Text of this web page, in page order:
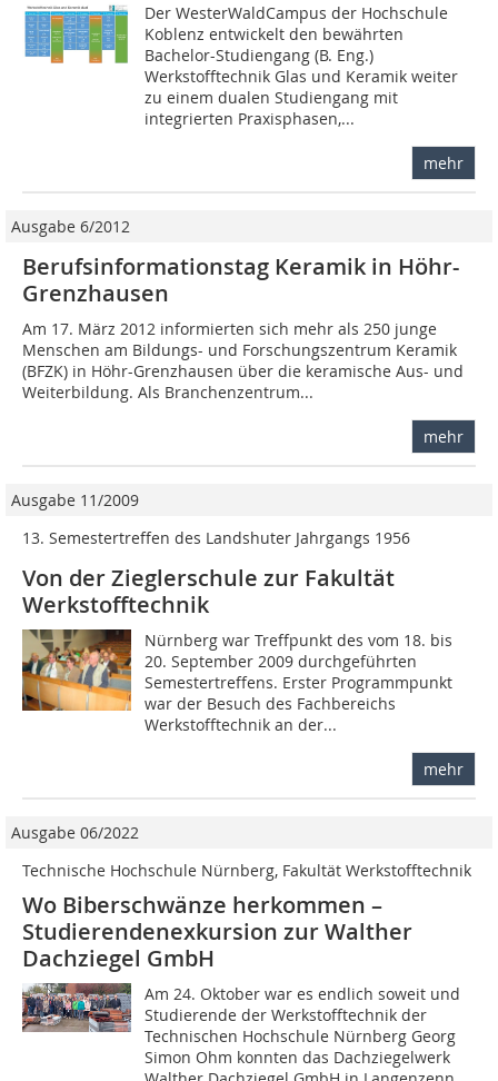
Der WesterWaldCampus der Hochschule
Koblenz entwickelt den bewährten
Bachelor-Studiengang (B. Eng.)
Werkstofftechnik Glas und Keramik weiter
zu einem dualen Studiengang mit
integrierten Praxisphasen,...
mehr
Ausgabe 6/2012
Berufsinformationstag Keramik in Höhr-
Grenzhausen
Am 17. März 2012 informierten sich mehr als 250 junge
Menschen am Bildungs- und Forschungszentrum Keramik
(BFZK) in Höhr-Grenzhausen über die keramische Aus- und
Weiterbildung. Als Branchenzentrum...
mehr
Ausgabe 11/2009
13. Semestertreffen des Landshuter Jahrgangs 1956
Von der Zieglerschule zur Fakultät
Werkstofftechnik
Nürnberg war Treffpunkt des vom 18. bis
20. September 2009 durchgeführten
Semestertreffens. Erster Programmpunkt
war der Besuch des Fachbereichs
Werkstofftechnik an der...
mehr
Ausgabe 06/2022
Technische Hochschule Nürnberg, Fakultät Werkstofftechnik
Wo Biberschwänze herkommen –
Studierendenexkursion zur Walther
Dachziegel GmbH
Am 24. Oktober war es endlich soweit und
Studierende der Werkstofftechnik der
Technischen Hochschule Nürnberg Georg
Simon Ohm konnten das Dachziegelwerk